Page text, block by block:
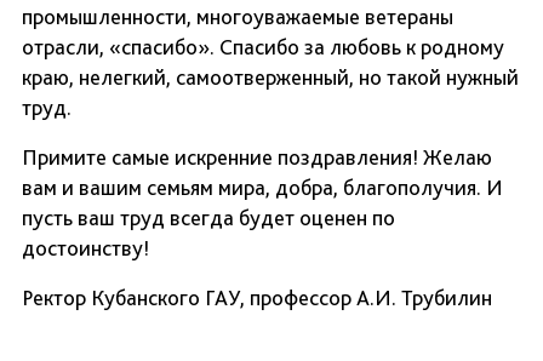
промышленности, многоуважаемые ветераны
отрасли, «спасибо». Спасибо за любовь к родному
краю, нелегкий, самоотверженный, но такой нужный
труд.
Примите самые искренние поздравления! Желаю
вам и вашим семьям мира, добра, благополучия. И
пусть ваш труд всегда будет оценен по
достоинству!
Ректор Кубанского ГАУ, профессор А.И. Трубилин